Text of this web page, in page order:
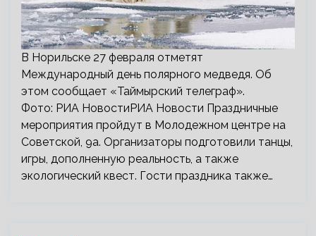
В Норильске 27 февраля отметят
Международный день полярного медведя. Об
этом сообщает «Таймырский телеграф».
Фото: РИА НовостиРИА Новости Праздничные
мероприятия пройдут в Молодежном центре на
Советской, 9а. Организаторы подготовили танцы,
игры, дополненную реальность, а также
экологический квест. Гости праздника также…